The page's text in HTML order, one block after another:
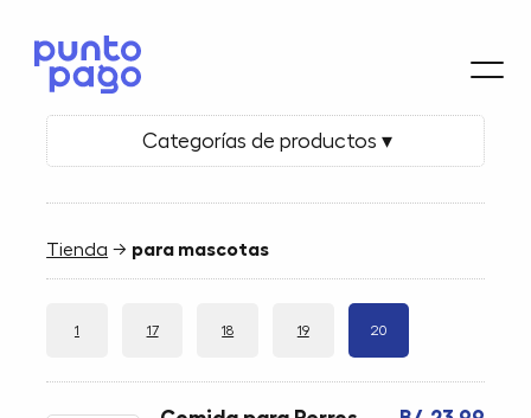
Categorías de productos ▾
Tienda → para mascotas
1 17 18 19 20